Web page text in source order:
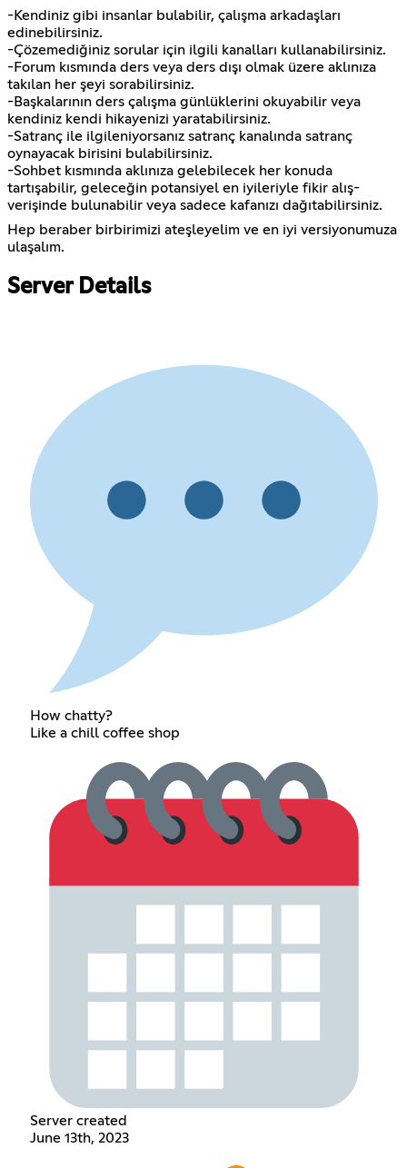
-Kendiniz gibi insanlar bulabilir, çalışma arkadaşları
edinebilirsiniz.
-Çözemediğiniz sorular için ilgili kanalları kullanabilirsiniz.
-Forum kısmında ders veya ders dışı olmak üzere aklınıza
takılan her şeyi sorabilirsiniz.
-Başkalarının ders çalışma günlüklerini okuyabilir veya
kendiniz kendi hikayenizi yaratabilirsiniz.
-Satranç ile ilgileniyorsanız satranç kanalında satranç
oynayacak birisini bulabilirsiniz.
-Sohbet kısmında aklınıza gelebilecek her konuda
tartışabilir, geleceğin potansiyel en iyileriyle fikir alış-
verişinde bulunabilir veya sadece kafanızı dağıtabilirsiniz.
Hep beraber birbirimizi ateşleyelim ve en iyi versiyonumuza
ulaşalım.
Server Details
How chatty?
Like a chill coffee shop
Server created
June 13th, 2023